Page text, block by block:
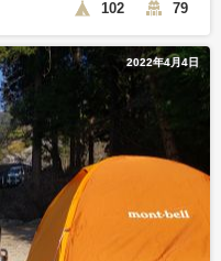
102 79
2022年4月4日